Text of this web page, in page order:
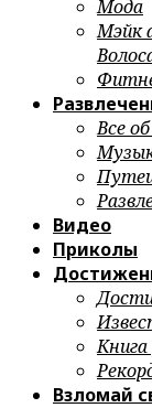
Мода
Мэйк
Все
Видео
Приколы
Книга
Взломай